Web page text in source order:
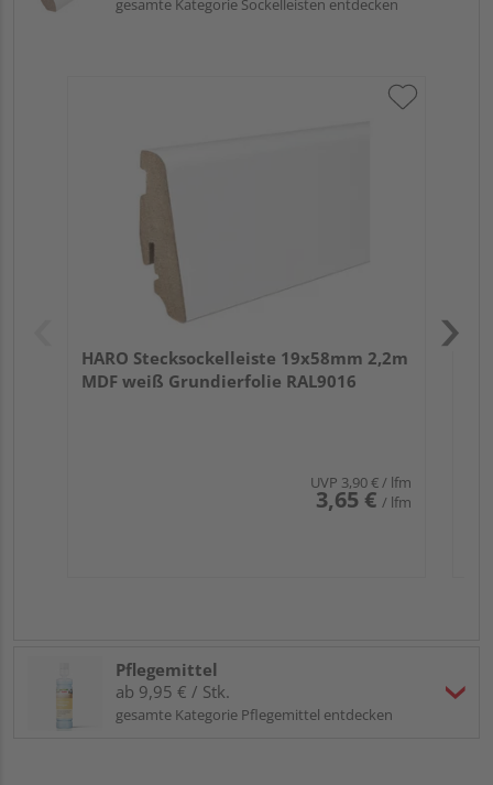
gesamte Kategorie Sockelleisten entdecken
HARO Stecksockelleiste 19x58mm 2,2m
MDF weiß Grundierfolie RAL9016
UVP 3,90 €/ lfm
3,65 € / lfm
Pflegemittel
ab 9,95 € / Stk.
gesamte Kategorie Pflegemittel entdecken